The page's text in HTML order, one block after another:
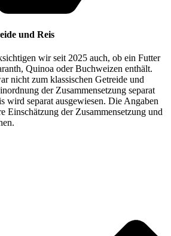
und Reis
wir seit 2025 auch, ob ein Futter
Quinoa oder Buchweizen enthält.
nicht zum klassischen Getreide und
der Zusammensetzung separat
wird separat ausgewiesen. Die Angaben
Einschätzung der Zusammensetzung und